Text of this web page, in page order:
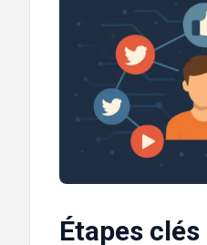
Étapes